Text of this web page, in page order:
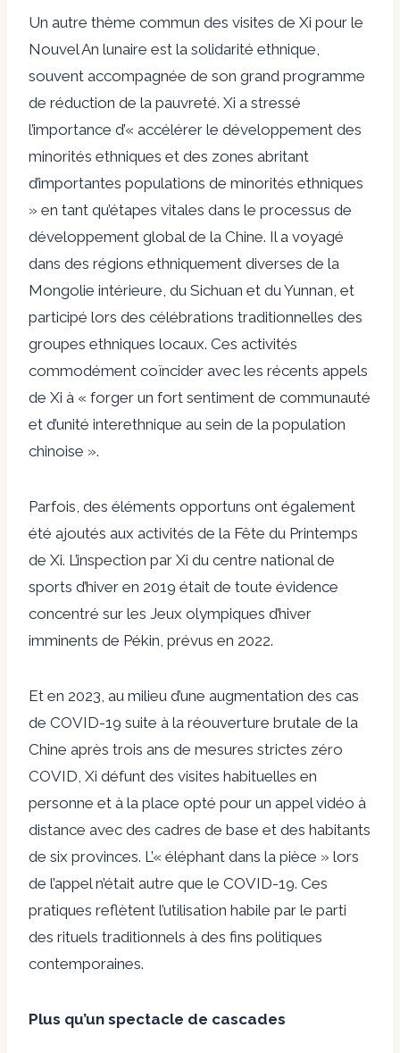
Un autre thème commun des visites de Xi pour le
Nouvel An lunaire est la solidarité ethnique,
souvent accompagnée de son grand programme
de réduction de la pauvreté. Xi a stressé
l’importance d’« accélérer le développement des
minorités ethniques et des zones abritant
d’importantes populations de minorités ethniques
» en tant qu’étapes vitales dans le processus de
développement global de la Chine. Il a voyagé
dans des régions ethniquement diverses de la
Mongolie intérieure, du Sichuan et du Yunnan, et
participé lors des célébrations traditionnelles des
groupes ethniques locaux. Ces activités
commodément coïncider avec les récents appels
de Xi à « forger un fort sentiment de communauté
et d’unité interethnique au sein de la population
chinoise ».
Parfois, des éléments opportuns ont également
été ajoutés aux activités de la Fête du Printemps
de Xi. L’inspection par Xi du centre national de
sports d’hiver en 2019 était de toute évidence
concentré sur les Jeux olympiques d’hiver
imminents de Pékin, prévus en 2022.
Et en 2023, au milieu d’une augmentation des cas
de COVID-19 suite à la réouverture brutale de la
Chine après trois ans de mesures strictes zéro
COVID, Xi défunt des visites habituelles en
personne et à la place opté pour un appel vidéo à
distance avec des cadres de base et des habitants
de six provinces. L’« éléphant dans la pièce » lors
de l’appel n’était autre que le COVID-19. Ces
pratiques reflètent l’utilisation habile par le parti
des rituels traditionnels à des fins politiques
contemporaines.
Plus qu’un spectacle de cascades